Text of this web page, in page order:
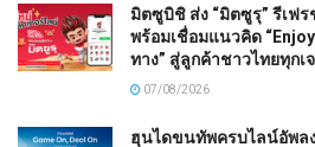
มิตซูบิชิ ส่ง “มิตซูรุ” รีเฟ
พร้อมเชื่อมแนวคิด
ทาง” สู่ลูกค้าชาวไทยทุกเ
07/08/2026
ฮุนไดขนทัพครบไลน์อัพล